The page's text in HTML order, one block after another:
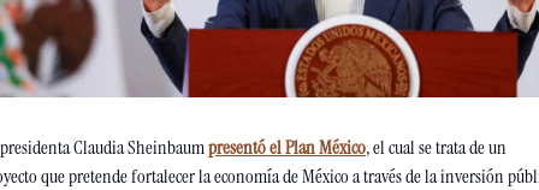
Claudia Sheinbaum presentó el Plan México, el cual se trata de un
que pretende fortalecer la economía de México a través de la inversión